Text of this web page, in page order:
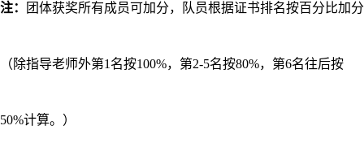
注： 团体获奖所有成员可加分，队员根据证书排名按百分比加分
（除指导老师外第1名按100%，第2-5名按80%，第6名往后按
50%计算。）